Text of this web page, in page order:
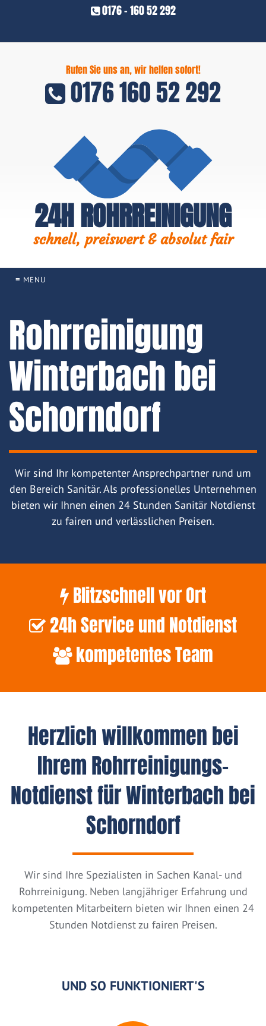
0176 - 160 52 292
Rufen Sie uns an, wir helfen sofort!
0176 160 52 292
24H ROHRREINIGUNG
schnell, preiswert & absolut fair
≡ MENU
Rohrreinigung
Winterbach bei
Schorndorf
Wir sind Ihr kompetenter Ansprechpartner rund um
den Bereich Sanitär. Als professionelles Unternehmen
bieten wir Ihnen einen 24 Stunden Sanitär Notdienst
zu fairen und verlässlichen Preisen.
Blitzschnell vor Ort
24h Service und Notdienst
kompetentes Team
Herzlich willkommen bei
Ihrem Rohrreinigungs-
Notdienst für Winterbach bei
Schorndorf
Wir sind Ihre Spezialisten in Sachen Kanal- und
Rohrreinigung. Neben langjähriger Erfahrung und
kompetenten Mitarbeitern bieten wir Ihnen einen 24
Stunden Notdienst zu fairen Preisen.
UND SO FUNKTIONIERT'S